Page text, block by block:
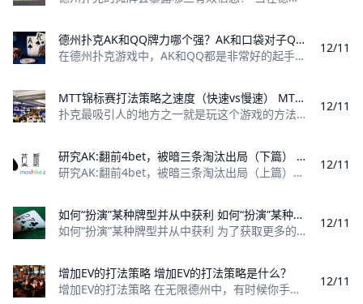
德州扑克AK和QQ牌力哪个强？AK和口袋对子Q胜率哪个高？ 德州扑克AK和QQ牌力哪个强？胜率哪个高？
在德州扑克游戏中，AK和QQ都是非常好的起手牌，激进的玩家拿到AK或者QQ在翻牌前甚至会选择直接ALL IN。 如果一个牌局中，有人手持底牌AK
12/11
MTT锦标赛打法策略之速度（快速vs慢速） MTT锦标赛打法策略之快速结构vs慢速结构
扑克最吸引人的地方之一就是玩这个游戏的方法千奇百怪绝不重样。除了有许多不同的扑克种类之外，玩家还可以选择任何想打的级别，从买打火机的钱到百万
12/11
研究AK:翻前4bet，被暗三条淘汰出局（下篇） 我能够打败的牌只有几手，而很多牌会打败我
研究AK:翻前4bet，被暗三条淘汰出局（上篇）：https://www.moshike.com/a/393.html 在河牌圈，一张非常有趣
12/11
如何“扮演”某种牌型并从中获利 如何“扮演”某种牌型并从中获利？
如何“扮演”某种牌型并从中获利 为了获取更多的利润，我们需要在一手牌局中扮演一手牌。为什么要扮演？ 从数据显示，选手从德州中所获得的利润90%以
12/11
增加EV的打法策略 增加EV的打法策略是什么？
增加EV的打法策略 在无限德州中，有时候你手中牌是什么并不是最重要的，如果你能明白对手的意图，面对你的行动他会有什么反应，你就能想出最好的方法
12/11